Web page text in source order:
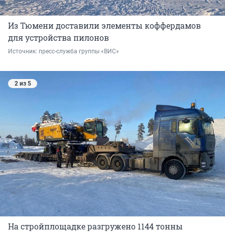
Из Тюмени доставили элементы коффердамов
для устройства пилонов
Источник: пресс-служба группы «ВИС»
2 из 5
На стройплощадке разгружено 1144 тонны